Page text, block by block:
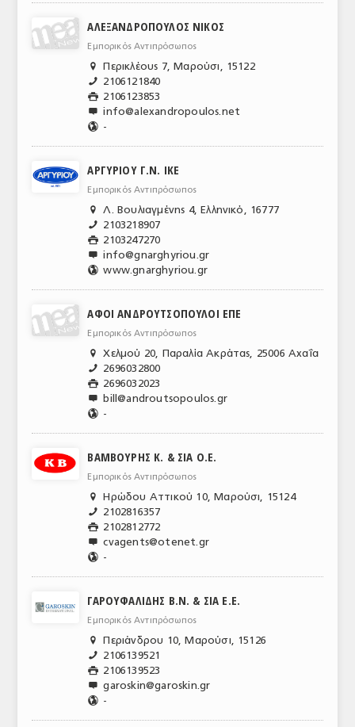
ΑΛΕΞΑΝΔΡΟΠΟΥΛΟΣ ΝΙΚΟΣ
Εμπορικός Αντιπρόσωπος

Περικλέους 7, Μαρούσι, 15122
📞 2106121840
 2106123853
 info@alexandropoulos.net
🌎 -
ΑΡΓΥΡΙΟΥ Γ.Ν. ΙΚΕ
Εμπορικός Αντιπρόσωπος

Λ. Βουλιαγμένης 4, Ελληνικό, 16777
📞 2103218907
 2103247270
 info@gnarghyriou.gr
🌎 www.gnarghyriou.gr
ΑΦΟΙ ΑΝΔΡΟΥΤΣΟΠΟΥΛΟΙ ΕΠΕ
Εμπορικός Αντιπρόσωπος

Χελμού 20, Παραλία Ακράτας, 25006 Αχαΐα
📞 2696032800
 2696032023
 bill@androutsopoulos.gr
🌎 -
ΒΑΜΒΟΥΡΗΣ Κ. & ΣΙΑ Ο.Ε.
Εμπορικός Αντιπρόσωπος

Ηρώδου Αττικού 10, Μαρούσι, 15124
📞 2102816357
 2102812772
 cvagents@otenet.gr
🌎 -
ΓΑΡΟΥΦΑΛΙΔΗΣ Β.Ν. & ΣΙΑ Ε.Ε.
Εμπορικός Αντιπρόσωπος

Περιάνδρου 10, Μαρούσι, 15126
📞 2106139521
 2106139523
 garoskin@garoskin.gr
🌎 -